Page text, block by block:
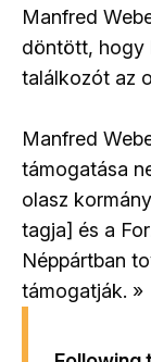
Manfred
döntött, hogy
találkozót az
Manfred
támogatása
olasz
tagja] és a
Néppártban
támogatják. »